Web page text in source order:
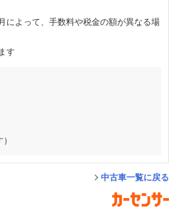
によって、手数料や税金の額が異なる場
す
中古車一覧に戻る